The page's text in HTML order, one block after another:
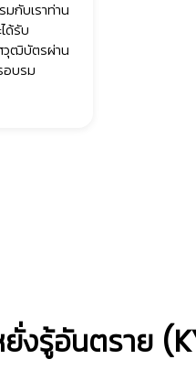
มกับเราท่าน
ด้รับ
วุฒิบัตรผ่าน
อบรม
งรู้อันตราย